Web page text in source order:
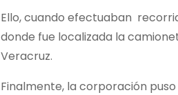
Ello, cuando efectuaban
donde fue localizada la
Veracruz.
Finalmente, la corporación